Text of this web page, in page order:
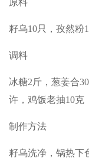
原料
籽乌10只，孜然粉
调料
冰糖2斤，葱姜合
许，鸡饭老抽10克
制作方法
籽乌洗净，锅热下